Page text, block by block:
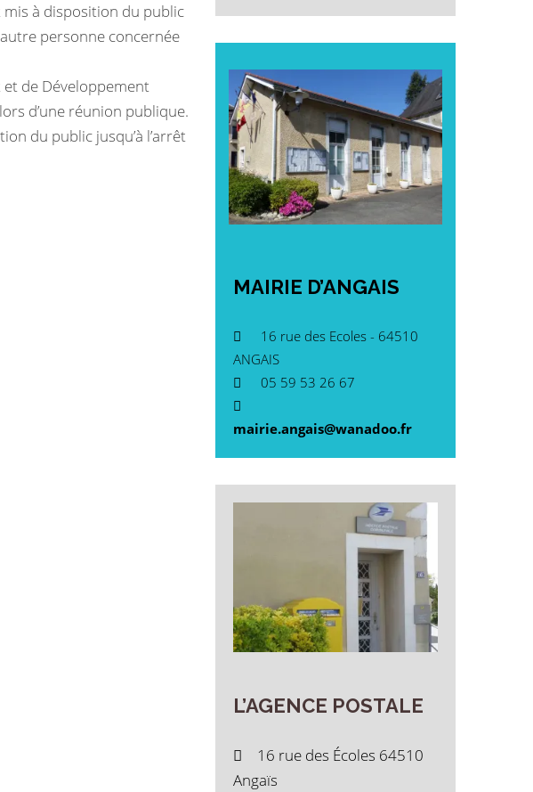
mis à disposition du public
personne concernée
et de Développement
d’une réunion publique.
du public jusqu’à l’arrêt
MAIRIE D’ANGAIS
16 rue des Ecoles - 64510
ANGAIS
05 59 53 26 67
mairie.angais@wanadoo.fr
L’AGENCE POSTALE
16 rue des Écoles 64510
Angaïs